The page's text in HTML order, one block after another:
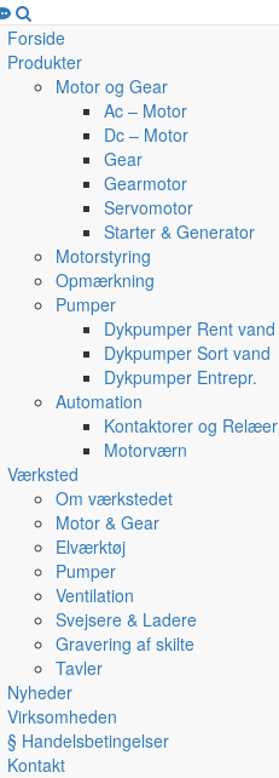
Forside
Produkter
Motor og Gear
Ac – Motor
Dc – Motor
Gear
Gearmotor
Servomotor
Starter & Generator
Motorstyring
Opmærkning
Pumper
Dykpumper Rent vand
Dykpumper Sort vand
Dykpumper Entrepr.
Automation
Kontaktorer og Relæer
Motorværn
Værksted
Om værkstedet
Motor & Gear
Elværktøj
Pumper
Ventilation
Svejsere & Ladere
Gravering af skilte
Tavler
Nyheder
Virksomheden
§ Handelsbetingelser
Kontakt